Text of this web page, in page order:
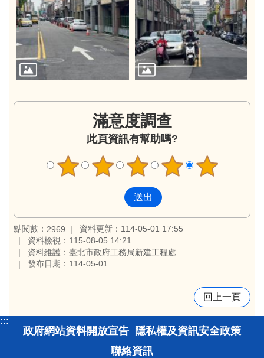
滿意度調查
此頁資訊有幫助嗎?
點閱數： 2969
資料更新：114-05-01 17:55
資料檢視：115-08-05 14:21
資料維護：臺北市政府工務局新建工程處
發布日期：114-05-01
回上一頁
:::
政府網站資料開放宣告 隱私權及資訊安全政策
聯絡資訊